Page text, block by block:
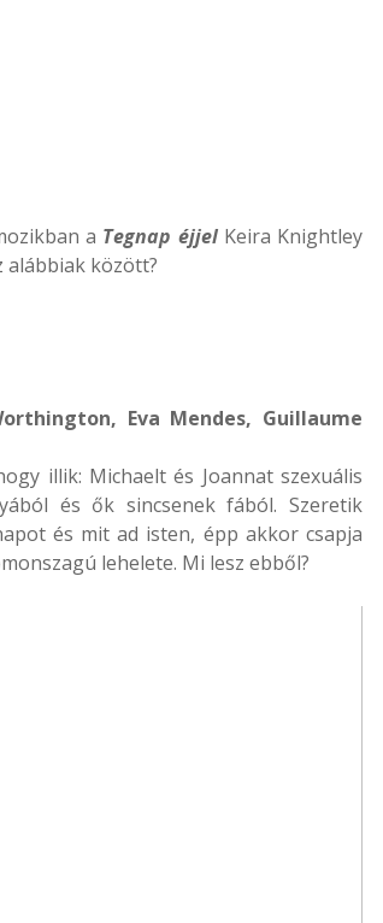
a Tegnap éjjelKeira Knightley
alábbiak között?
Eva Mendes, Guillaume
illik: Michaelt és Joannat szexuális
és ők sincsenek fából. Szeretik
és mit ad isten, épp akkor csapja
lehelete. Mi lesz ebből?